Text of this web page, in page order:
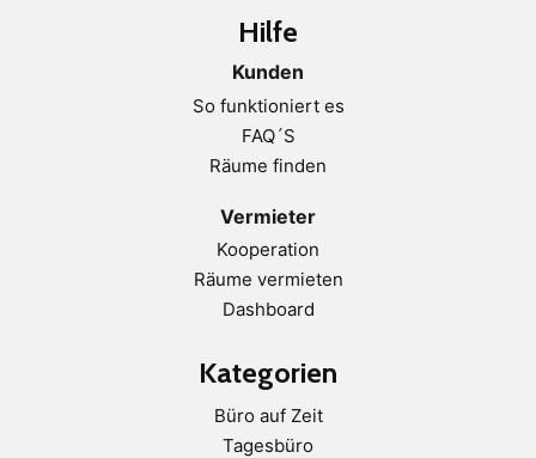
Hilfe
Kunden
So funktioniert es
FAQ´S
Räume finden
Vermieter
Kooperation
Räume vermieten
Dashboard
Kategorien
Büro auf Zeit
Tagesbüro